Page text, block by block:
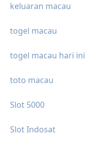
keluaran macau
togel macau
togel macau hari ini
toto macau
Slot 5000
Slot Indosat